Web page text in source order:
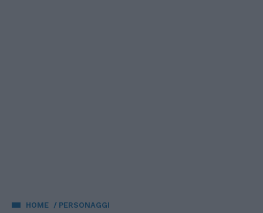
HOME PERSONAGGI